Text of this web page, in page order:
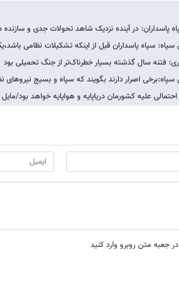
پاسداران: در آینده نزدیک شاهد تحولات جدی و سازنده
سپاه: سپاه پاسداران قبل از اینکه تشکیلات نظامی
فتنه سال گذشته بسیار خطرناک‌تر از جنگ تحمیلی بود
سپاه:برخی اصرار دارند بگویند که سپاه و بسیج
علیه کشورمان دریاپایه و هواپایه خواهد بود/مایل
جعبه متن روبرو وارد کنید